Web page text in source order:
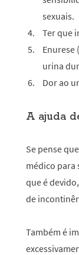
sexuais.
Ter que
urina
Dor ao
A ajuda
Se pense
médico para
que é
de
Também é